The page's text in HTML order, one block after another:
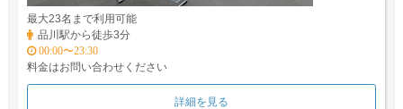
最大23名まで利用可能
品川駅から徒歩3分
00:00〜23:30
料金はお問い合わせください
詳細を見る